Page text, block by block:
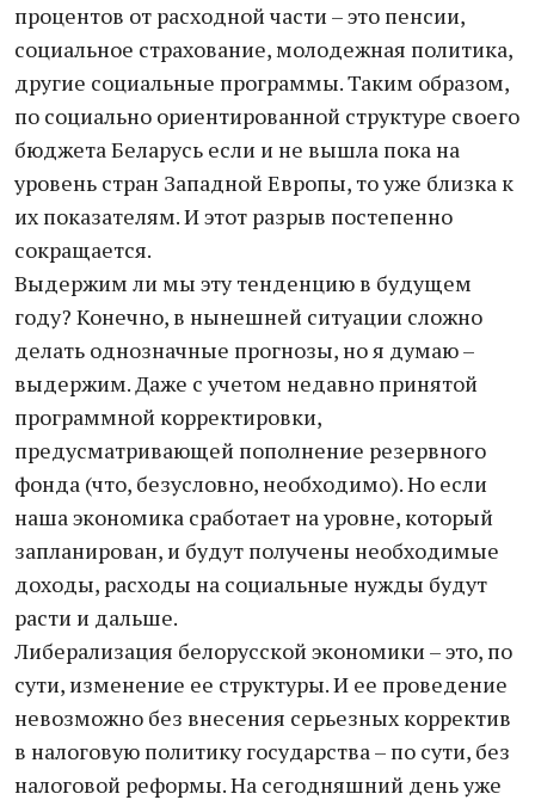
процентов от расходной части – это пенсии,
социальное страхование, молодежная политика,
другие социальные программы. Таким образом,
по социально ориентированной структуре своего
бюджета Беларусь если и не вышла пока на
уровень стран Западной Европы, то уже близка к
их показателям. И этот разрыв постепенно
сокращается.
Выдержим ли мы эту тенденцию в будущем
году? Конечно, в нынешней ситуации сложно
делать однозначные прогнозы, но я думаю –
выдержим. Даже с учетом недавно принятой
программной корректировки,
предусматривающей пополнение резервного
фонда (что, безусловно, необходимо). Но если
наша экономика сработает на уровне, который
запланирован, и будут получены необходимые
доходы, расходы на социальные нужды будут
расти и дальше.
Либерализация белорусской экономики – это, по
сути, изменение ее структуры. И ее проведение
невозможно без внесения серьезных корректив
в налоговую политику государства – по сути, без
налоговой реформы. На сегодняшний день уже